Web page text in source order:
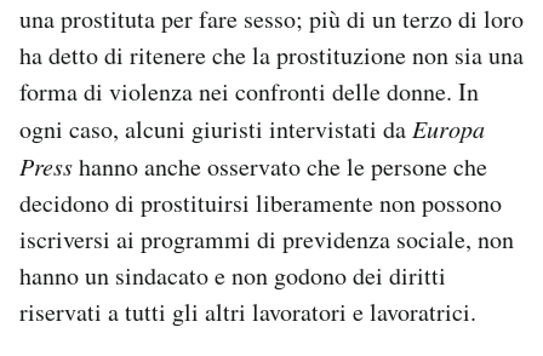
una prostituta per fare sesso; più di un terzo di loro
ha detto di ritenere che la prostituzione non sia una
forma di violenza nei confronti delle donne. In
ogni caso, alcuni giuristi intervistati da Europa
Presshanno anche osservato che le persone che
decidono di prostituirsi liberamente non possono
iscriversi ai programmi di previdenza sociale, non
hanno un sindacato e non godono dei diritti
riservati a tutti gli altri lavoratori e lavoratrici.